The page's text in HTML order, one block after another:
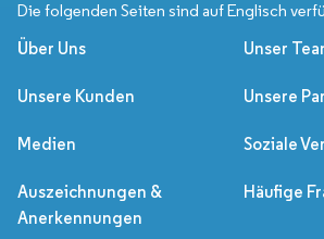
Die folgenden Seiten sind auf Englisch
Über Uns Unser
Unsere Kunden Unsere
Medien Soziale
Auszeichnungen &
Anerkennungen
Häufige